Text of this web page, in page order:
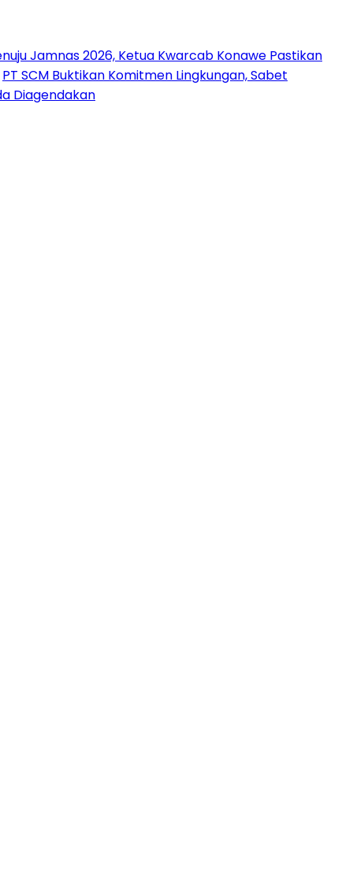
Jamnas 2026, Ketua Kwarcab Konawe Pastikan
PT SCM Buktikan Komitmen Lingkungan, Sabet
Diagendakan